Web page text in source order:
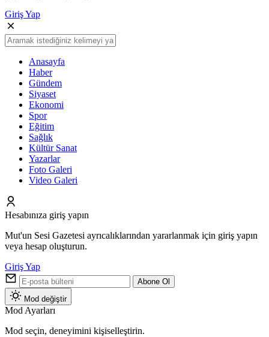
Giriş Yap
Anasayfa
Haber
Gündem
Siyaset
Ekonomi
Spor
Eğitim
Sağlık
Kültür Sanat
Yazarlar
Foto Galeri
Video Galeri
Hesabınıza giriş yapın
Mut'un Sesi Gazetesi ayrıcalıklarından yararlanmak için giriş yapın
veya hesap oluşturun.
Giriş Yap
Abone Ol
Mod değiştir
Mod Ayarları
Mod seçin, deneyimini kişiselleştirin.